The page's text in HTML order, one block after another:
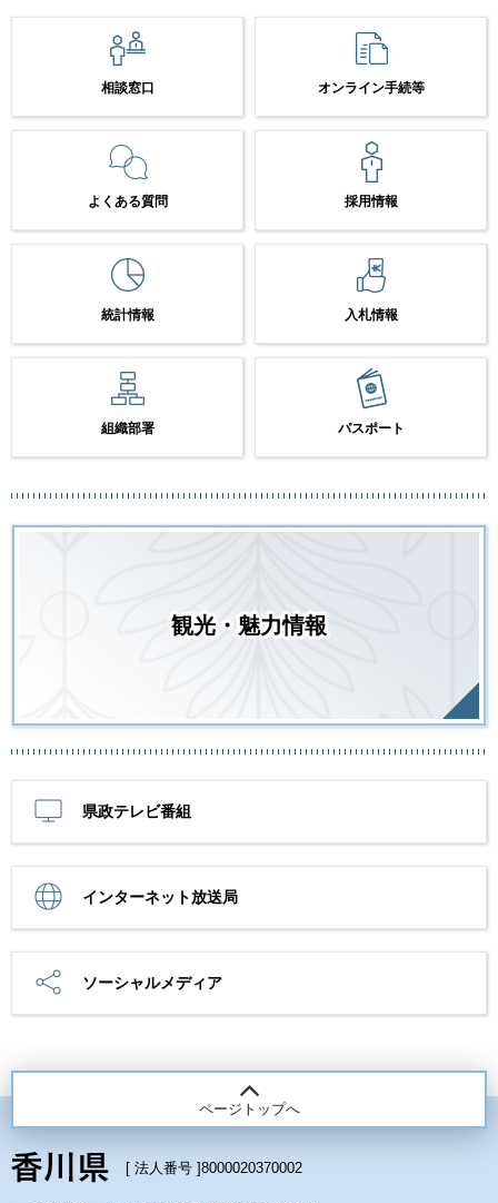
相談窓口 オンライン手続等
よくある質問 採用情報
統計情報 入札情報
組織部署 パスポート
観光・魅力情報
県政テレビ番組
インターネット放送局
ソーシャルメディア
ページトップへ
[ 法人番号 ]8000020370002